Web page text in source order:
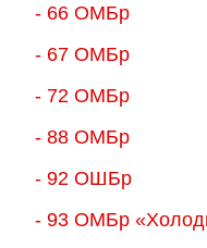
- 66 ОМБр
- 67 ОМБр
- 72 ОМБр
- 88 ОМБр
- 92 ОШБр
- 93 ОМБр